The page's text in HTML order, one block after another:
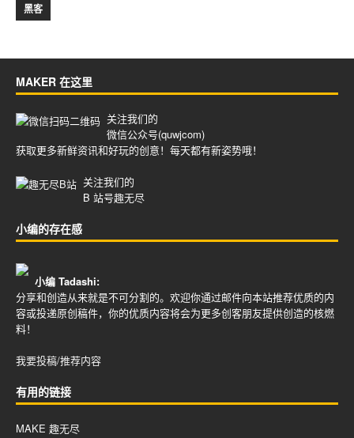
黑客
MAKER 在这里
关注我们的
微信公众号(quwjcom)
获取更多新鲜资讯和好玩的创意！每天都有新姿势哦！
关注我们的
B 站号趣无尽
小编的存在感
小编 Tadashi:
分享和创造从来就是不可分割的。欢迎你通过邮件向本站推荐优质的内
容或投递原创稿件，你的优质内容将会为更多创客朋友提供创造的核燃
料！
我要投稿/推荐内容
有用的链接
MAKE 趣无尽